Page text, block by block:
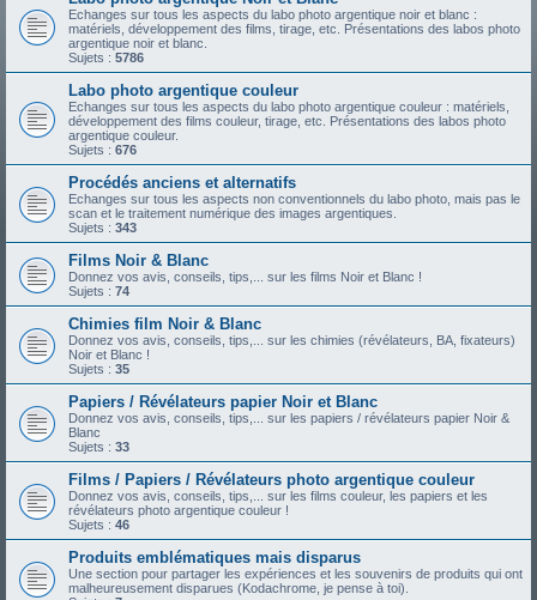
Echanges sur tous les aspects du labo photo argentique noir et blanc :
matériels, développement des films, tirage, etc. Présentations des labos photo
argentique noir et blanc.
Sujets : 5786
Labo photo argentique couleur
Echanges sur tous les aspects du labo photo argentique couleur : matériels,
développement des films couleur, tirage, etc. Présentations des labos photo
argentique couleur.
Sujets : 676
Procédés anciens et alternatifs
Echanges sur tous les aspects non conventionnels du labo photo, mais pas le
scan et le traitement numérique des images argentiques.
Sujets : 343
Films Noir & Blanc
Donnez vos avis, conseils, tips,... sur les films Noir et Blanc !
Sujets : 74
Chimies film Noir & Blanc
Donnez vos avis, conseils, tips,... sur les chimies (révélateurs, BA, fixateurs)
Noir et Blanc !
Sujets : 35
Papiers / Révélateurs papier Noir et Blanc
Donnez vos avis, conseils, tips,... sur les papiers / révélateurs papier Noir &
Blanc
Sujets : 33
Films / Papiers / Révélateurs photo argentique couleur
Donnez vos avis, conseils, tips,... sur les films couleur, les papiers et les
révélateurs photo argentique couleur !
Sujets : 46
Produits emblématiques mais disparus
Une section pour partager les expériences et les souvenirs de produits qui ont
malheureusement disparues (Kodachrome, je pense à toi).